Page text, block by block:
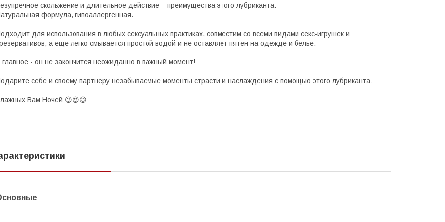
скольжение и длительное действие – преимущества этого лубриканта.
формула, гипоаллергенная.
для использования в любых сексуальных практиках, совместим со всеми видами секс-игрушек и
а еще легко смывается простой водой и не оставляет пятен на одежде и белье.
главное - он не закончится неожиданно в важный момент!
себе и своему партнеру незабываемые моменты страсти и наслаждения с помощью этого лубриканта.
Вам Ночей 😉😍😉